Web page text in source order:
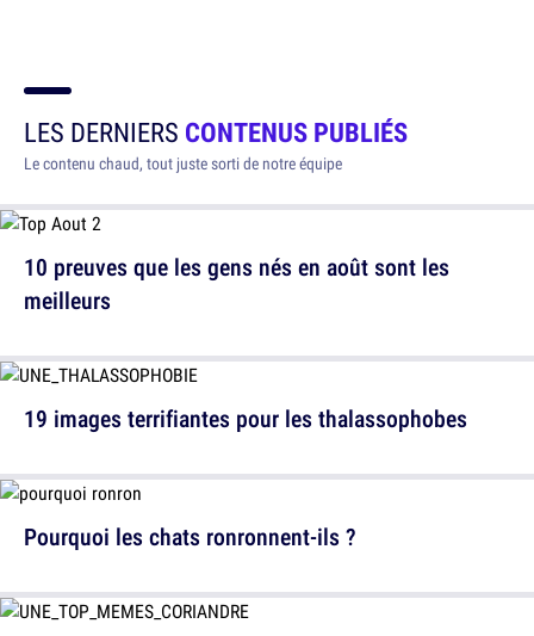
LES DERNIERS CONTENUS PUBLIÉS
Le contenu chaud, tout juste sorti de notre équipe
10 preuves que les gens nés en août sont les
meilleurs
Pourquoi les chats ronronnent-ils ?
19 images terrifiantes pour les thalassophobes